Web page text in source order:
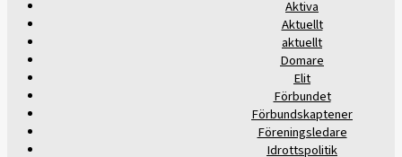
Aktiva
Aktuellt
aktuellt
Domare
Elit
Förbundet
Förbundskaptener
Föreningsledare
Idrottspolitik